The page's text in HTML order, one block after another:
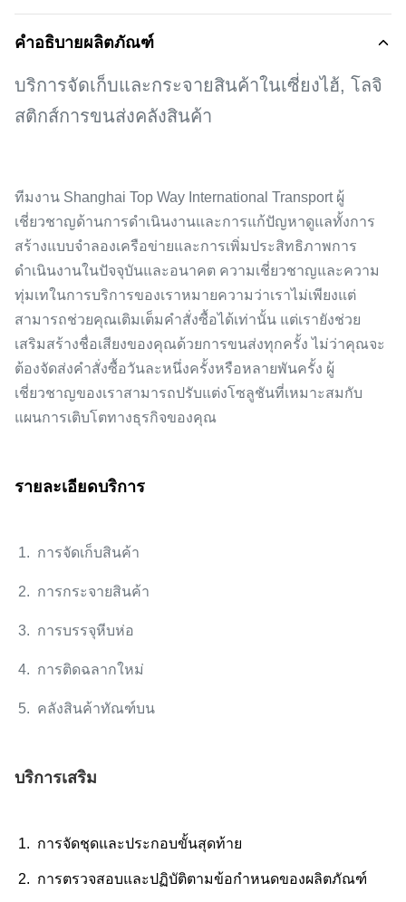
คำอธิบายผลิตภัณฑ์
บริการจัดเก็บและกระจายสินค้าในเซี่ยงไฮ้, โลจิ
สติกส์การขนส่งคลังสินค้า
ทีมงาน Shanghai Top Way International Transport ผู้
เชี่ยวชาญด้านการดำเนินงานและการแก้ปัญหาดูแลทั้งการ
สร้างแบบจำลองเครือข่ายและการเพิ่มประสิทธิภาพการ
ดำเนินงานในปัจจุบันและอนาคต ความเชี่ยวชาญและความ
ทุ่มเทในการบริการของเราหมายความว่าเราไม่เพียงแต่
สามารถช่วยคุณเติมเต็มคำสั่งซื้อได้เท่านั้น แต่เรายังช่วย
เสริมสร้างชื่อเสียงของคุณด้วยการขนส่งทุกครั้ง ไม่ว่าคุณจะ
ต้องจัดส่งคำสั่งซื้อวันละหนึ่งครั้งหรือหลายพันครั้ง ผู้
เชี่ยวชาญของเราสามารถปรับแต่งโซลูชันที่เหมาะสมกับ
แผนการเติบโตทางธุรกิจของคุณ
รายละเอียดบริการ
1. การจัดเก็บสินค้า
2. การกระจายสินค้า
3. การบรรจุหีบห่อ
4. การติดฉลากใหม่
5. คลังสินค้าทัณฑ์บน
บริการเสริม
1. การจัดชุดและประกอบขั้นสุดท้าย
2. การตรวจสอบและปฏิบัติตามข้อกำหนดของผลิตภัณฑ์